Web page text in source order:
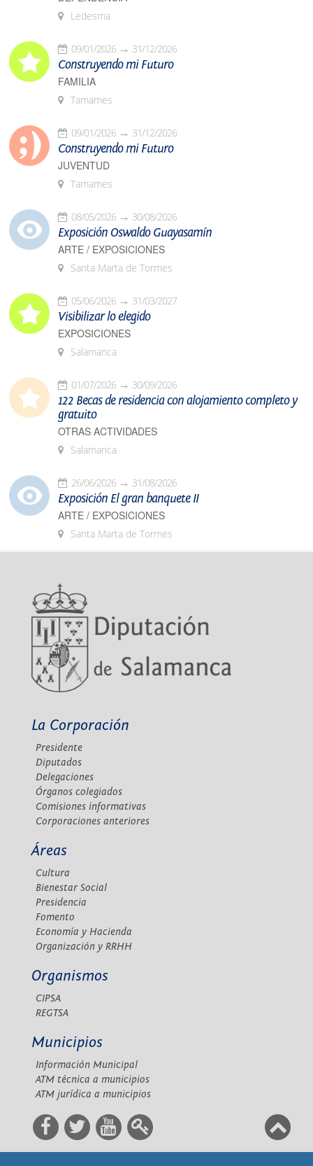
Ledesma
09/01/2026 31/12/2026
Construyendo mi Futuro
FAMILIA
Tamames
09/01/2026 31/12/2026
Construyendo mi Futuro
JUVENTUD
Tamames
08/05/2026 30/08/2026
Exposición Oswaldo Guayasamín
ARTE / EXPOSICIONES
Santa Marta de Tormes
05/06/2026 31/03/2027
Visibilizar lo elegido
EXPOSICIONES
Salamanca
01/07/2026 30/09/2026
122 Becas de residencia con alojamiento completo y
gratuito
OTRAS ACTIVIDADES
Salamanca
26/06/2026 31/08/2026
Exposición El gran banquete II
ARTE / EXPOSICIONES
Santa Marta de Tormes
La Corporación
Presidente
Diputados
Delegaciones
Órganos colegiados
Comisiones informativas
Corporaciones anteriores
Áreas
Cultura
Bienestar Social
Presidencia
Fomento
Economía y Hacienda
Organización y RRHH
Organismos
CIPSA
REGTSA
Municipios
Información Municipal
ATM técnica a municipios
ATM jurídica a municipios